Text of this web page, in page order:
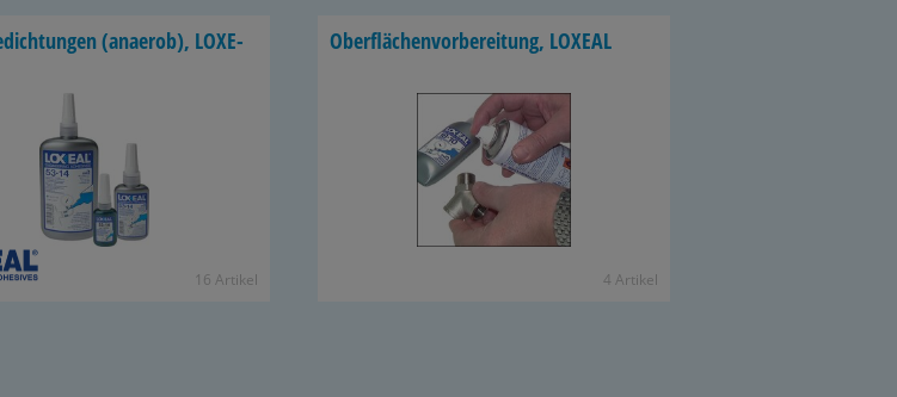
(an­ae­rob), LO­XE­
16 Ar­ti­kel
Ober­flä­chen­vor­be­rei­tung, LO­XE­AL
4 Ar­ti­kel